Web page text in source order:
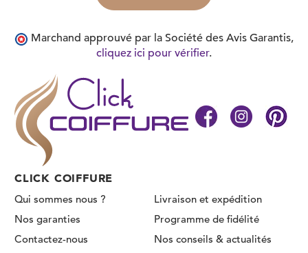
CLICK COIFFURE
Qui sommes nous ?
Livraison et expédition
Nos garanties
Programme de fidélité
Contactez-nous
Nos conseils & actualités
Marchand approuvé par la Société des Avis Garantis,
cliquez ici pour vérifier.